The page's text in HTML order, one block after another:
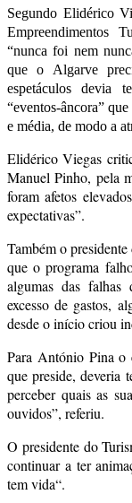
Segundo Elidérico
Empreendimentos
“nunca foi nem
que o Algarve
espetáculos devia
“eventos-âncora”
e média, de modo a
Elidérico Viegas
Manuel Pinho, pela
foram afetos
expectativas”.
Também o
que o programa
algumas das
excesso de gastos,
desde o início criou
Para António Pina o
que preside, deveria
perceber quais as
ouvidos”, referiu.
O presidente do
continuar a ter
tem vida“.